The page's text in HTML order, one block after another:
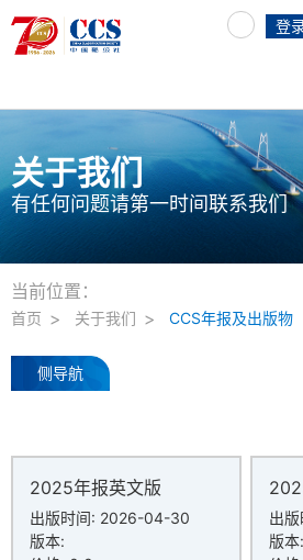
登
关于我们
有任何问题请第一时间联系我们
当前位置：
首页 关于我们 CCS年报及出版物
侧导航
2025年报英文版
出版时间: 2026-04-30
版本:
出
版